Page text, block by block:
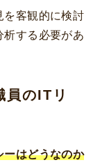
を客観的に検討
析する必要があ
員のITリ
ーはどうなのか